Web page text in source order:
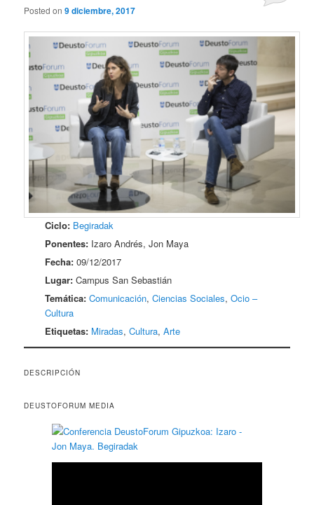
Posted on9 diciembre, 2017
Ciclo: Begiradak
Ponentes: Izaro Andrés, Jon Maya
Fecha: 09/12/2017
Lugar: Campus San Sebastián
Temática: Comunicación,Ciencias Sociales,Ocio –
Cultura
Etiquetas: Miradas,Cultura,Arte
DESCRIPCIÓN
DEUSTOFORUM MEDIA